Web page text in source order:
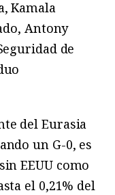
Kamala
Antony
de
del Eurasia
un G-0, es
EEUU como
el 0,21% del